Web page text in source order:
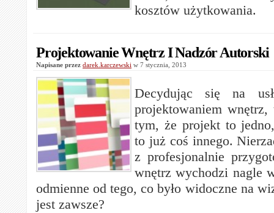
kosztów użytkowania.
Projektowanie Wnętrz I Nadzór Autorski
Napisane przez darek.karczewski w 7 stycznia, 2013
Decydując się na
projektowaniem wnętrz,
tym, że projekt to
to już coś innego.
z profesjonalnie
wnętrz wychodzi nagle
odmienne od tego, co było widoczne na
jest zawsze?